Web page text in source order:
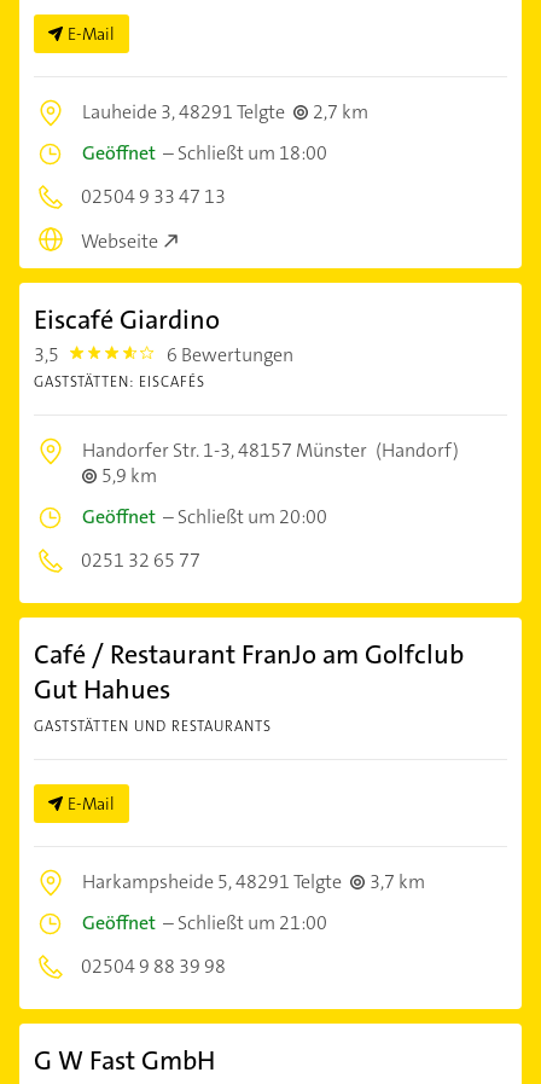
E-Mail
Lauheide 3,48291 Telgte
2,7 km
Geöffnet –Schließt um 18:00
02504 9 33 47 13
Webseite
Eiscafé Giardino
3,5 3.5 6 Bewertungen
GASTSTÄTTEN: EISCAFÉS
Handorfer Str. 1-3,48157 Münster (Handorf)
5,9 km
Geöffnet –Schließt um 20:00
0251 32 65 77
Café / Restaurant FranJo am Golfclub
Gut Hahues
GASTSTÄTTEN UND RESTAURANTS
E-Mail
Harkampsheide 5,48291 Telgte
3,7 km
Geöffnet –Schließt um 21:00
02504 9 88 39 98
G W Fast GmbH